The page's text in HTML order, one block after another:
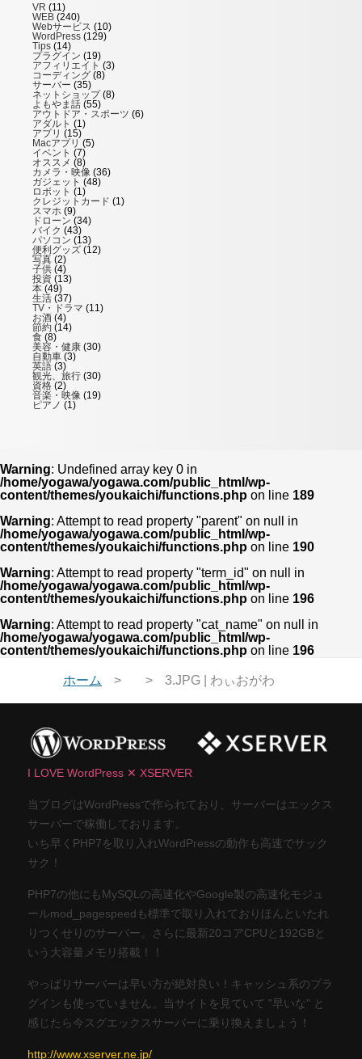
VR (11)
WEB (240)
Webサービス (10)
WordPress (129)
Tips (14)
プラグイン (19)
アフィリエイト (3)
コーディング (8)
サーバー (35)
ネットショップ(8)
よもやま話 (55)
アウトドア・スポーツ (6)
アダルト (1)
アプリ (15)
Macアプリ (5)
イベント (7)
オススメ (8)
カメラ・映像 (36)
ガジェット (48)
ロボット (1)
クレジットカード (1)
スマホ (9)
ドローン (34)
バイク (43)
パソコン (13)
便利グッズ (12)
写真 (2)
子供 (4)
投資 (13)
本 (49)
生活 (37)
TV・ドラマ (11)
お酒 (4)
節約 (14)
食 (8)
美容・健康 (30)
自動車 (3)
英語 (3)
観光、旅行 (30)
資格 (2)
音楽・映像 (19)
ピアノ (1)
Warning: Undefined array key 0 in
/home/yogawa/yogawa.com/public_html/wp-
content/themes/youkaichi/functions.php on line 189
Warning: Attempt to read property "parent" on null in
/home/yogawa/yogawa.com/public_html/wp-
content/themes/youkaichi/functions.php on line 190
Warning: Attempt to read property "term_id" on null in
/home/yogawa/yogawa.com/public_html/wp-
content/themes/youkaichi/functions.php on line 196
Warning: Attempt to read property "cat_name" on null in
/home/yogawa/yogawa.com/public_html/wp-
content/themes/youkaichi/functions.php on line 196
ホーム 3.JPG | わぃおがわ
I LOVE WordPress ✕ XSERVER
当ブログはWordPressで作られており、サーバーはエックス
サーバーで稼働しております。
いち早くPHP7を取り入れWordPressの動作も高速でサック
サク！
PHP7の他にもMySQLの高速化やGoogle製の高速化モジュ
ールmod_pagespeedも標準で取り入れておりほんといたれ
りつくせりのサーバー。さらに最新20コアCPUと192GBと
いう大容量メモリ搭載！！
やっぱりサーバーは早い方が絶対良い！キャッシュ系のプラ
グインも使っていません。当サイトを見ていて "早いな" と
感じたら今スグエックスサーバーに乗り換えましょう！
http://www.xserver.ne.jp/